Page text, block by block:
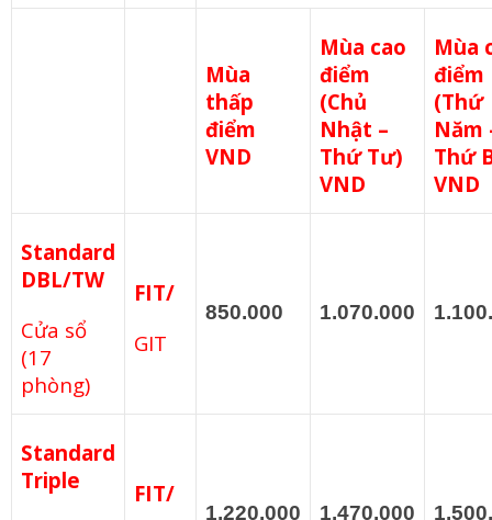
Mùa
thấp
điểm
VND
Mùa cao
điểm
(Chủ
Nhật –
Thứ Tư)
VND
Mùa
điểm
(Thứ
Năm
Thứ
VND
Standard
DBL/TW
Cửa sổ
(17
phòng)
FIT/
GIT
850.000 1.070.000
Standard
Triple
FIT/
1.220.000 1.470.000